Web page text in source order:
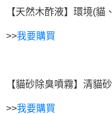
【天然木酢液】環境(貓
>>我要購買
【貓砂除臭噴霧】清貓
>>我要購買